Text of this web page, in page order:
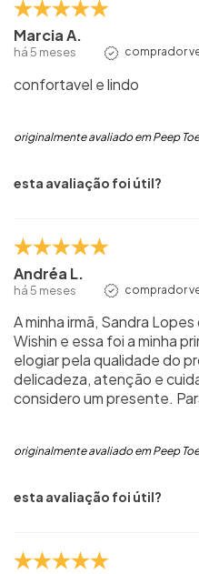
Marcia A.
há 5 meses comprador
confortavel e lindo
originalmente avaliado em Peep
esta avaliação foi útil?
Andréa L.
há 5 meses comprador
A minha irmã, Sandra
Wishin e essa foi a minha
elogiar pela qualidade do
delicadeza, atenção e
considero um presente.
originalmente avaliado em Peep
esta avaliação foi útil?